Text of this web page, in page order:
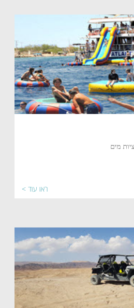
מים
ראו עוד >